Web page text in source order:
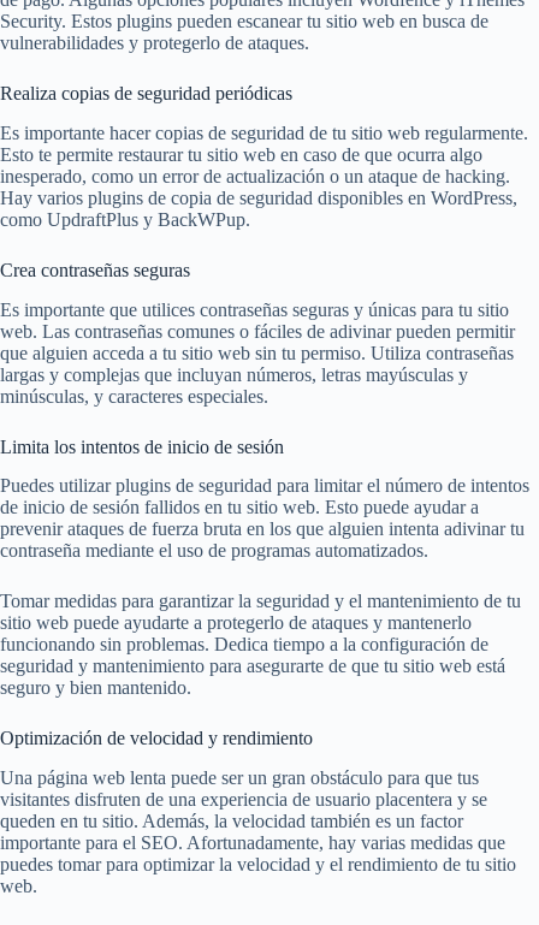
Security. Estos plugins pueden escanear tu sitio web en busca de
vulnerabilidades y protegerlo de ataques.
Realiza copias de seguridad periódicas
Es importante hacer copias de seguridad de tu sitio web regularmente.
Esto te permite restaurar tu sitio web en caso de que ocurra algo
inesperado, como un error de actualización o un ataque de hacking.
Hay varios plugins de copia de seguridad disponibles en WordPress,
como UpdraftPlus y BackWPup.
Crea contraseñas seguras
Es importante que utilices contraseñas seguras y únicas para tu sitio
web. Las contraseñas comunes o fáciles de adivinar pueden permitir
que alguien acceda a tu sitio web sin tu permiso. Utiliza contraseñas
largas y complejas que incluyan números, letras mayúsculas y
minúsculas, y caracteres especiales.
Limita los intentos de inicio de sesión
Puedes utilizar plugins de seguridad para limitar el número de intentos
de inicio de sesión fallidos en tu sitio web. Esto puede ayudar a
prevenir ataques de fuerza bruta en los que alguien intenta adivinar tu
contraseña mediante el uso de programas automatizados.
Tomar medidas para garantizar la seguridad y el mantenimiento de tu
sitio web puede ayudarte a protegerlo de ataques y mantenerlo
funcionando sin problemas. Dedica tiempo a la configuración de
seguridad y mantenimiento para asegurarte de que tu sitio web está
seguro y bien mantenido.
Optimización de velocidad y rendimiento
Una página web lenta puede ser un gran obstáculo para que tus
visitantes disfruten de una experiencia de usuario placentera y se
queden en tu sitio. Además, la velocidad también es un factor
importante para el SEO. Afortunadamente, hay varias medidas que
puedes tomar para optimizar la velocidad y el rendimiento de tu sitio
web.